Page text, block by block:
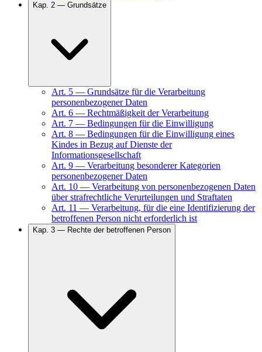
Kap. 2 — Grundsätze
Art. 5 — Grundsätze für die Verarbeitung
personenbezogener Daten
Art. 6 — Rechtmäßigkeit der Verarbeitung
Art. 7 — Bedingungen für die Einwilligung
Art. 8 — Bedingungen für die Einwilligung eines
Kindes in Bezug auf Dienste der
Informationsgesellschaft
Art. 9 — Verarbeitung besonderer Kategorien
personenbezogener Daten
Art. 10 — Verarbeitung von personenbezogenen Daten
über strafrechtliche Verurteilungen und Straftaten
Art. 11 — Verarbeitung, für die eine Identifizierung der
betroffenen Person nicht erforderlich ist
Kap. 3 — Rechte der betroffenen Person